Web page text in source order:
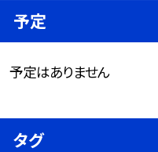
予定
予定はありません
タグ